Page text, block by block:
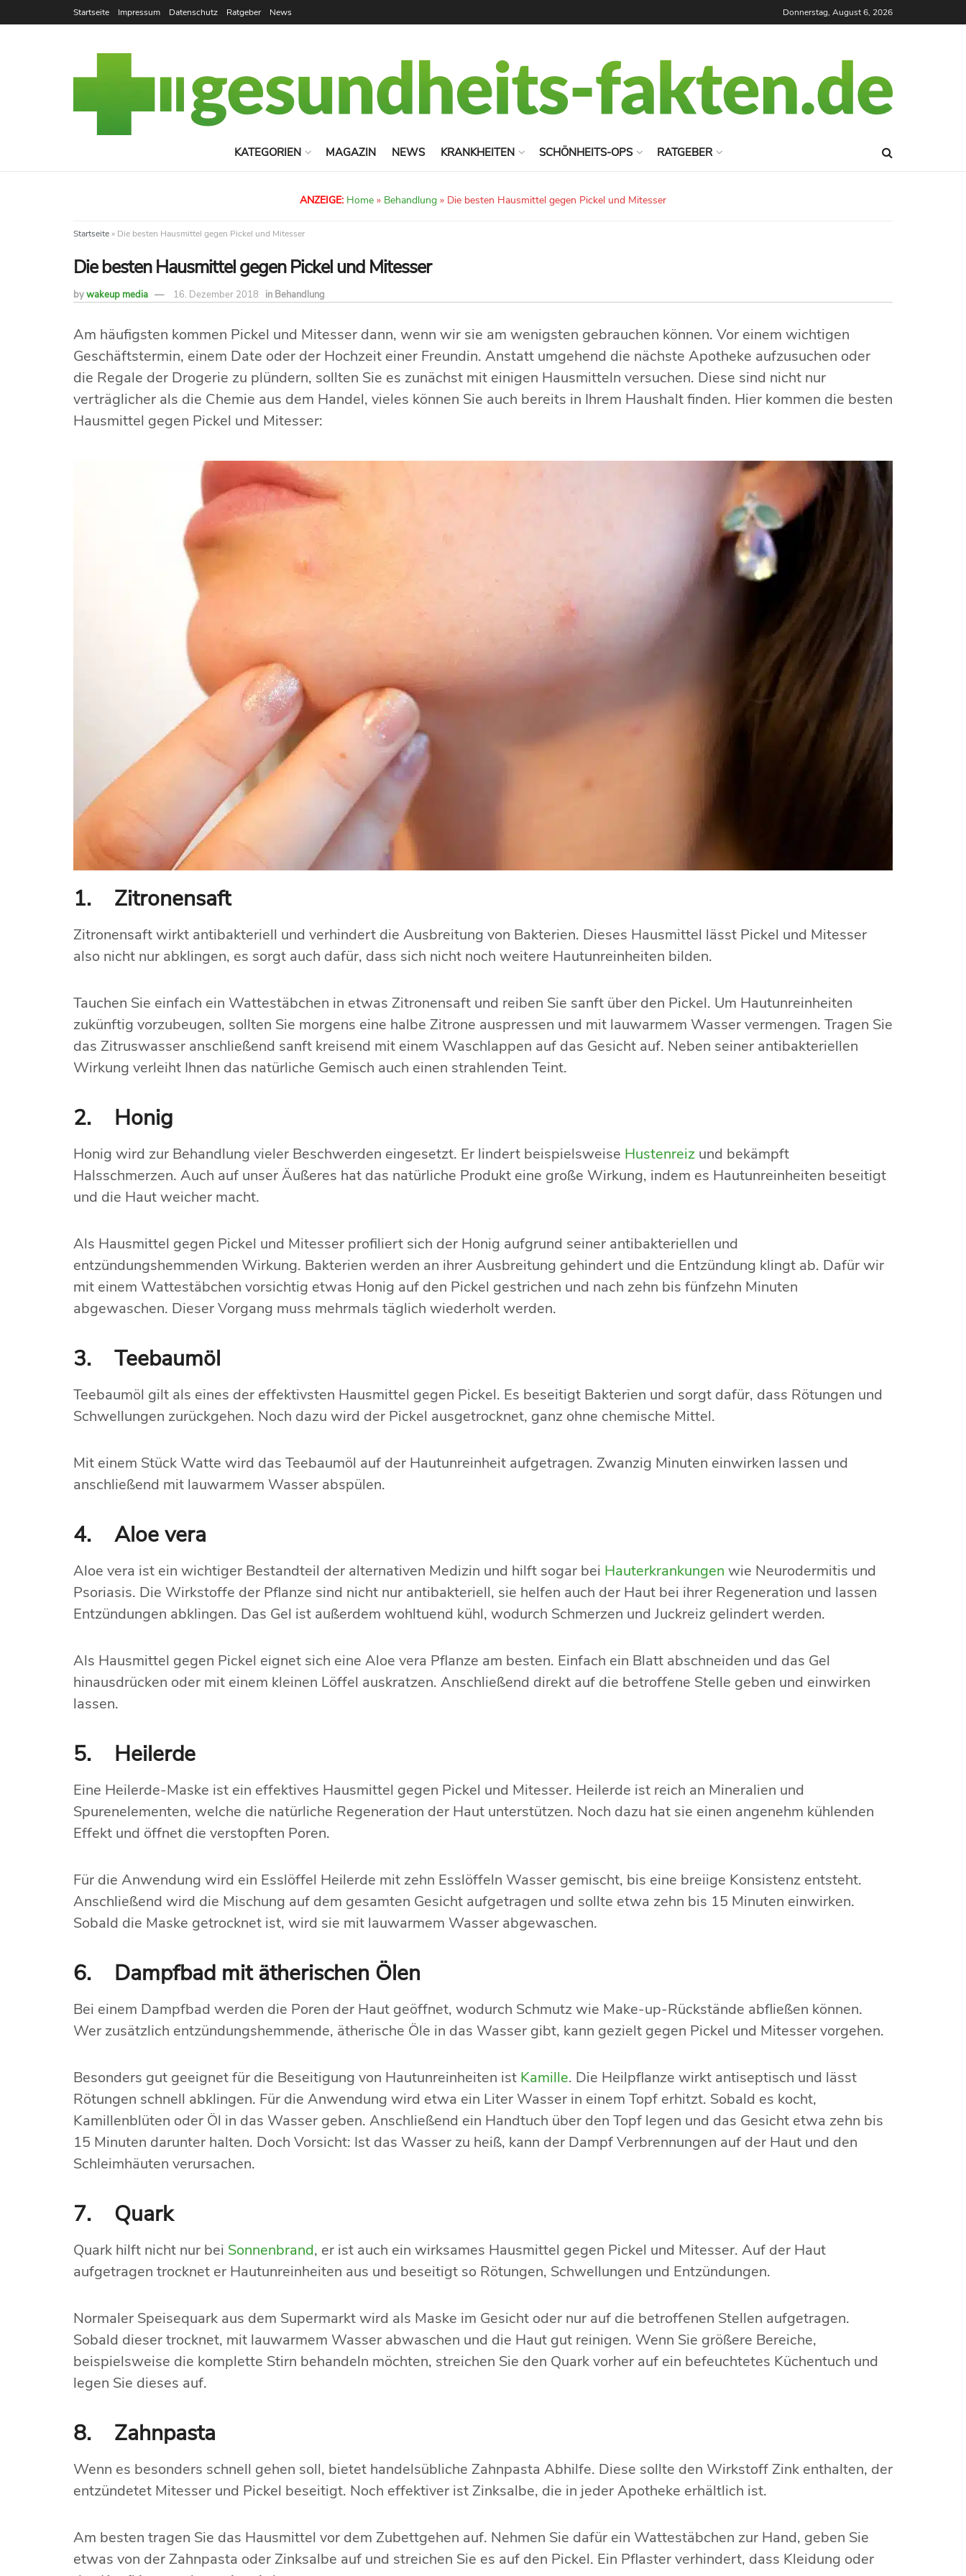
Startseite Impressum Datenschutz Ratgeber News Donnerstag, August 6, 2026
KATEGORIEN MAGAZIN NEWS KRANKHEITEN SCHÖNHEITS-OPS RATGEBER
ANZEIGE: Home » Behandlung » Die besten Hausmittel gegen Pickel und Mitesser
Startseite » Die besten Hausmittel gegen Pickel und Mitesser
Die besten Hausmittel gegen Pickel und Mitesser
bywakeup media 16. Dezember 2018 in Behandlung
Am häufigsten kommen Pickel und Mitesser dann, wenn wir sie am wenigsten gebrauchen können. Vor einem wichtigen
Geschäftstermin, einem Date oder der Hochzeit einer Freundin. Anstatt umgehend die nächste Apotheke aufzusuchen oder
die Regale der Drogerie zu plündern, sollten Sie es zunächst mit einigen Hausmitteln versuchen. Diese sind nicht nur
verträglicher als die Chemie aus dem Handel, vieles können Sie auch bereits in Ihrem Haushalt finden. Hier kommen die besten
Hausmittel gegen Pickel und Mitesser:
1. Zitronensaft
Zitronensaft wirkt antibakteriell und verhindert die Ausbreitung von Bakterien. Dieses Hausmittel lässt Pickel und Mitesser
also nicht nur abklingen, es sorgt auch dafür, dass sich nicht noch weitere Hautunreinheiten bilden.
Tauchen Sie einfach ein Wattestäbchen in etwas Zitronensaft und reiben Sie sanft über den Pickel. Um Hautunreinheiten
zukünftig vorzubeugen, sollten Sie morgens eine halbe Zitrone auspressen und mit lauwarmem Wasser vermengen. Tragen Sie
das Zitruswasser anschließend sanft kreisend mit einem Waschlappen auf das Gesicht auf. Neben seiner antibakteriellen
Wirkung verleiht Ihnen das natürliche Gemisch auch einen strahlenden Teint.
2. Honig
Honig wird zur Behandlung vieler Beschwerden eingesetzt. Er lindert beispielsweise Hustenreiz und bekämpft
Halsschmerzen. Auch auf unser Äußeres hat das natürliche Produkt eine große Wirkung, indem es Hautunreinheiten beseitigt
und die Haut weicher macht.
Als Hausmittel gegen Pickel und Mitesser profiliert sich der Honig aufgrund seiner antibakteriellen und
entzündungshemmenden Wirkung. Bakterien werden an ihrer Ausbreitung gehindert und die Entzündung klingt ab. Dafür wir
mit einem Wattestäbchen vorsichtig etwas Honig auf den Pickel gestrichen und nach zehn bis fünfzehn Minuten
abgewaschen. Dieser Vorgang muss mehrmals täglich wiederholt werden.
3. Teebaumöl
Teebaumöl gilt als eines der effektivsten Hausmittel gegen Pickel. Es beseitigt Bakterien und sorgt dafür, dass Rötungen und
Schwellungen zurückgehen. Noch dazu wird der Pickel ausgetrocknet, ganz ohne chemische Mittel.
Mit einem Stück Watte wird das Teebaumöl auf der Hautunreinheit aufgetragen. Zwanzig Minuten einwirken lassen und
anschließend mit lauwarmem Wasser abspülen.
4. Aloe vera
Aloe vera ist ein wichtiger Bestandteil der alternativen Medizin und hilft sogar bei Hauterkrankungen wie Neurodermitis und
Psoriasis. Die Wirkstoffe der Pflanze sind nicht nur antibakteriell, sie helfen auch der Haut bei ihrer Regeneration und lassen
Entzündungen abklingen. Das Gel ist außerdem wohltuend kühl, wodurch Schmerzen und Juckreiz gelindert werden.
Als Hausmittel gegen Pickel eignet sich eine Aloe vera Pflanze am besten. Einfach ein Blatt abschneiden und das Gel
hinausdrücken oder mit einem kleinen Löffel auskratzen. Anschließend direkt auf die betroffene Stelle geben und einwirken
lassen.
5. Heilerde
Eine Heilerde-Maske ist ein effektives Hausmittel gegen Pickel und Mitesser. Heilerde ist reich an Mineralien und
Spurenelementen, welche die natürliche Regeneration der Haut unterstützen. Noch dazu hat sie einen angenehm kühlenden
Effekt und öffnet die verstopften Poren.
Für die Anwendung wird ein Esslöffel Heilerde mit zehn Esslöffeln Wasser gemischt, bis eine breiige Konsistenz entsteht.
Anschließend wird die Mischung auf dem gesamten Gesicht aufgetragen und sollte etwa zehn bis 15 Minuten einwirken.
Sobald die Maske getrocknet ist, wird sie mit lauwarmem Wasser abgewaschen.
6. Dampfbad mit ätherischen Ölen
Bei einem Dampfbad werden die Poren der Haut geöffnet, wodurch Schmutz wie Make-up-Rückstände abfließen können.
Wer zusätzlich entzündungshemmende, ätherische Öle in das Wasser gibt, kann gezielt gegen Pickel und Mitesser vorgehen.
Besonders gut geeignet für die Beseitigung von Hautunreinheiten ist Kamille. Die Heilpflanze wirkt antiseptisch und lässt
Rötungen schnell abklingen. Für die Anwendung wird etwa ein Liter Wasser in einem Topf erhitzt. Sobald es kocht,
Kamillenblüten oder Öl in das Wasser geben. Anschließend ein Handtuch über den Topf legen und das Gesicht etwa zehn bis
15 Minuten darunter halten. Doch Vorsicht: Ist das Wasser zu heiß, kann der Dampf Verbrennungen auf der Haut und den
Schleimhäuten verursachen.
7. Quark
Quark hilft nicht nur bei Sonnenbrand, er ist auch ein wirksames Hausmittel gegen Pickel und Mitesser. Auf der Haut
aufgetragen trocknet er Hautunreinheiten aus und beseitigt so Rötungen, Schwellungen und Entzündungen.
Normaler Speisequark aus dem Supermarkt wird als Maske im Gesicht oder nur auf die betroffenen Stellen aufgetragen.
Sobald dieser trocknet, mit lauwarmem Wasser abwaschen und die Haut gut reinigen. Wenn Sie größere Bereiche,
beispielsweise die komplette Stirn behandeln möchten, streichen Sie den Quark vorher auf ein befeuchtetes Küchentuch und
legen Sie dieses auf.
8. Zahnpasta
Wenn es besonders schnell gehen soll, bietet handelsübliche Zahnpasta Abhilfe. Diese sollte den Wirkstoff Zink enthalten, der
entzündetet Mitesser und Pickel beseitigt. Noch effektiver ist Zinksalbe, die in jeder Apotheke erhältlich ist.
Am besten tragen Sie das Hausmittel vor dem Zubettgehen auf. Nehmen Sie dafür ein Wattestäbchen zur Hand, geben Sie
etwas von der Zahnpasta oder Zinksalbe auf und streichen Sie es auf den Pickel. Ein Pflaster verhindert, dass Kleidung oder